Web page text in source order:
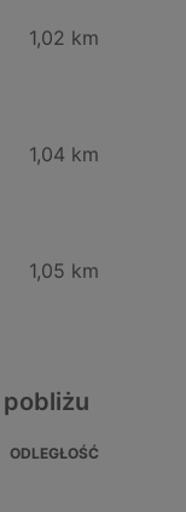
1,02 km
1,04 km
1,05 km
ODLEGŁOŚĆ